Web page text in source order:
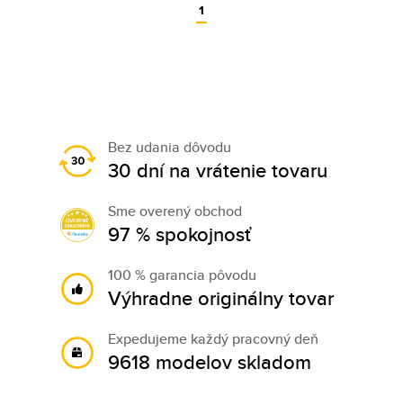
1
Bez udania dôvodu
30 dní na vrátenie tovaru
Sme overený obchod
97 % spokojnosť
100 % garancia pôvodu
Výhradne originálny tovar
Expedujeme každý pracovný deň
9618 modelov skladom